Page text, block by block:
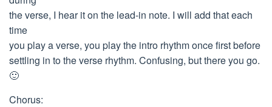
the verse, I hear it on the lead-in note. I will add that each
time
you play a verse, you play the intro rhythm once first before
settling in to the verse rhythm. Confusing, but there you go.
🙂
Chorus: